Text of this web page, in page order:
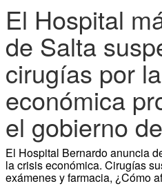
El Hospital
de Salta
cirugías por
económica
el gobierno
El Hospital Bernardo anuncia
la crisis económica. Cirugías
exámenes y farmacia, ¿Cómo